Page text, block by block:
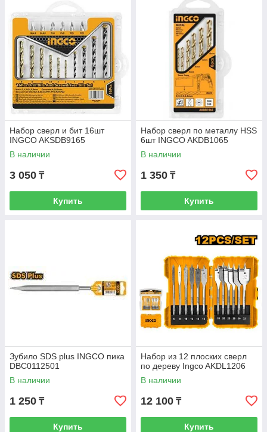
Набор сверл и бит 16шт
INGCO AKSDB9165
В наличии
3 050 ₸
Купить
Набор сверл по металлу HSS
6шт INGCO AKDB1065
В наличии
1 350 ₸
Купить
Зубило SDS plus INGCO пика
DBC0112501
В наличии
1 250 ₸
Купить
Набор из 12 плоских сверл
по дереву Ingco AKDL1206
В наличии
12 100 ₸
Купить